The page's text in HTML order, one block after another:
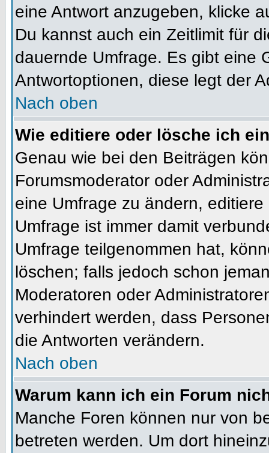
eine Antwort anzugeben, klicke
Du kannst auch ein Zeitlimit für
dauernde Umfrage. Es gibt eine
Antwortoptionen, diese legt der
Nach oben
Wie editiere oder lösche ich
Genau wie bei den Beiträgen
Forumsmoderator oder
eine Umfrage zu ändern,
Umfrage ist immer damit
Umfrage teilgenommen hat,
löschen; falls jedoch schon
Moderatoren oder
verhindert werden, dass
die Antworten verändern.
Nach oben
Warum kann ich ein Forum
Manche Foren können nur von
betreten werden. Um dort